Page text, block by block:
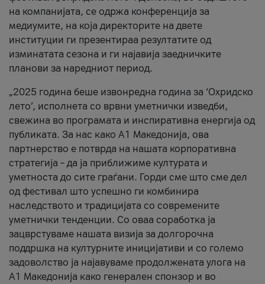
на компанијата, се одржа конференција за
медиумите, на која директорите на двете
институции ги презентираа резултатите од
изминатата сезона и ги најавија заедничките
планови за наредниот период.
„2025 година беше извонредна година за ‘Охридско
лето’, исполнета со врвни уметнички изведби,
свежина во програмата и инспиративна енергија од
публиката. За нас како A1 Македонија, ова
партнерство е потврда на нашата корпоративна
стратегија – да ја приближиме културата и
уметноста до сите граѓани. Горди сме што сме дел
од фестивал што успешно ги комбинира
наследството и традицијата со современите
уметнички тенденции. Со оваа соработка ја
зацврстуваме нашата визија за долгорочна
поддршка на културните иницијативи и со големо
задоволство ја најавуваме продолжената улога на
A1 Македонија како генерален спонзор и во